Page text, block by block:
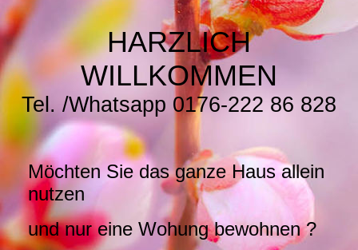
HARZLICH
WILLKOMMEN
Tel. /Whatsapp 0176-222 86 828
Möchten Sie das ganze Haus allein
nutzen
und nur eine Wohung bewohnen ?